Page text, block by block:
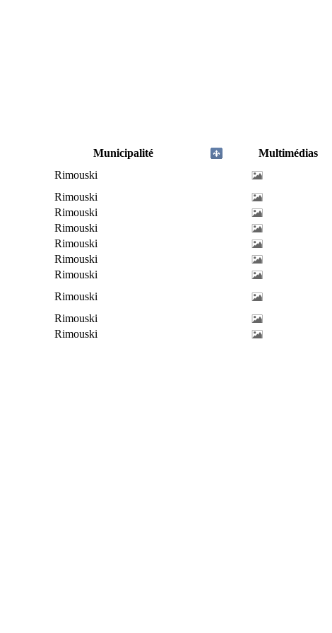
Municipalité
Multimédias
Rimouski
Rimouski
Rimouski
Rimouski
Rimouski
Rimouski
Rimouski
Rimouski
Rimouski
Rimouski